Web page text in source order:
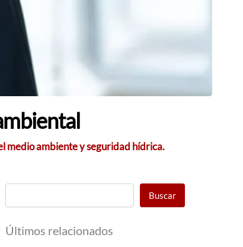
medio ambiente y seguridad hídrica.
Buscar
Últimos relacionados